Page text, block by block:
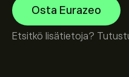
Osta Eurazeo
Etsitkö lisätietoja?